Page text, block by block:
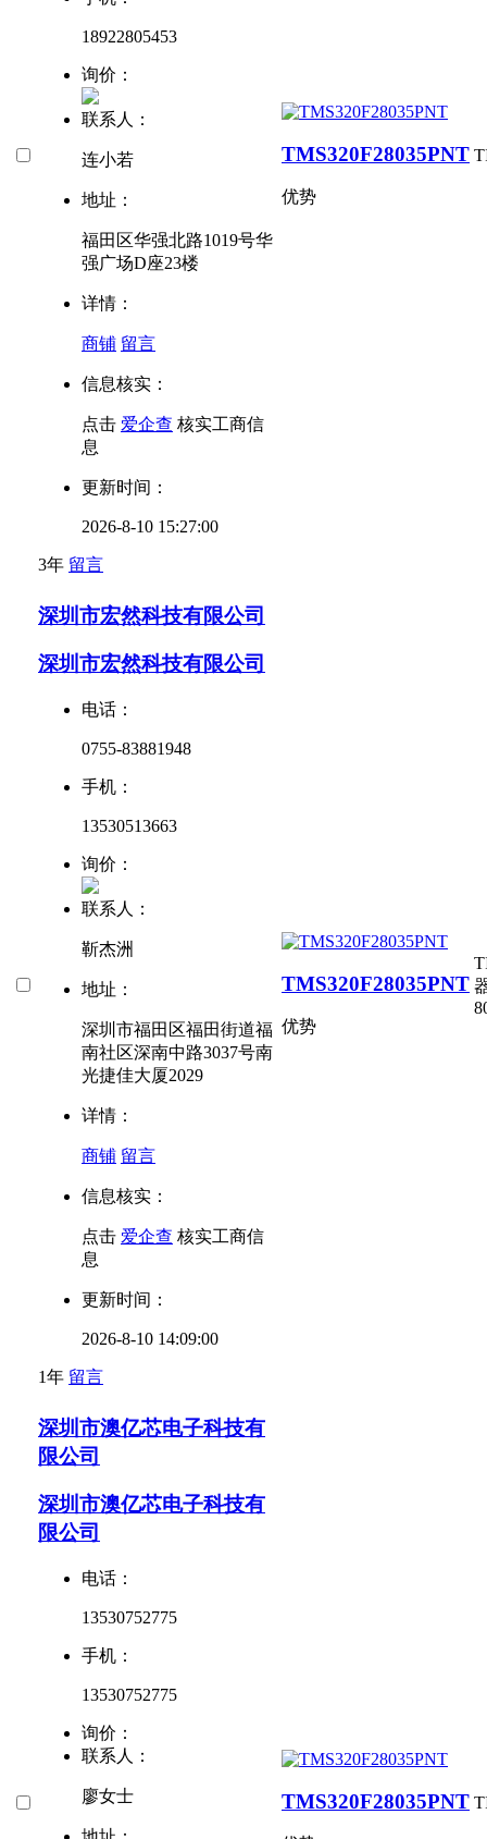
18922805453
询价：
联系人：
连小若
地址：
福田区华强北路1019号华
强广场D座23楼
详情：
商铺 留言
信息核实：
点击 爱企查 核实工商信
息
更新时间：
2026-8-10 15:27:00
3年 留言
TMS320F28035PNT
优势
深圳市宏然科技有限公司
深圳市宏然科技有限公司
电话：
0755-83881948
手机：
13530513663
询价：
联系人：
靳杰洲
地址：
深圳市福田区福田街道福
南社区深南中路3037号南
光捷佳大厦2029
详情：
商铺 留言
信息核实：
点击 爱企查 核实工商信
息
更新时间：
2026-8-10 14:09:00
1年 留言
TMS320F28035PNT
优势
深圳市澳亿芯电子科技有
限公司
深圳市澳亿芯电子科技有
限公司
电话：
13530752775
手机：
13530752775
询价：
联系人：
廖女士 TMS320F28035PNT